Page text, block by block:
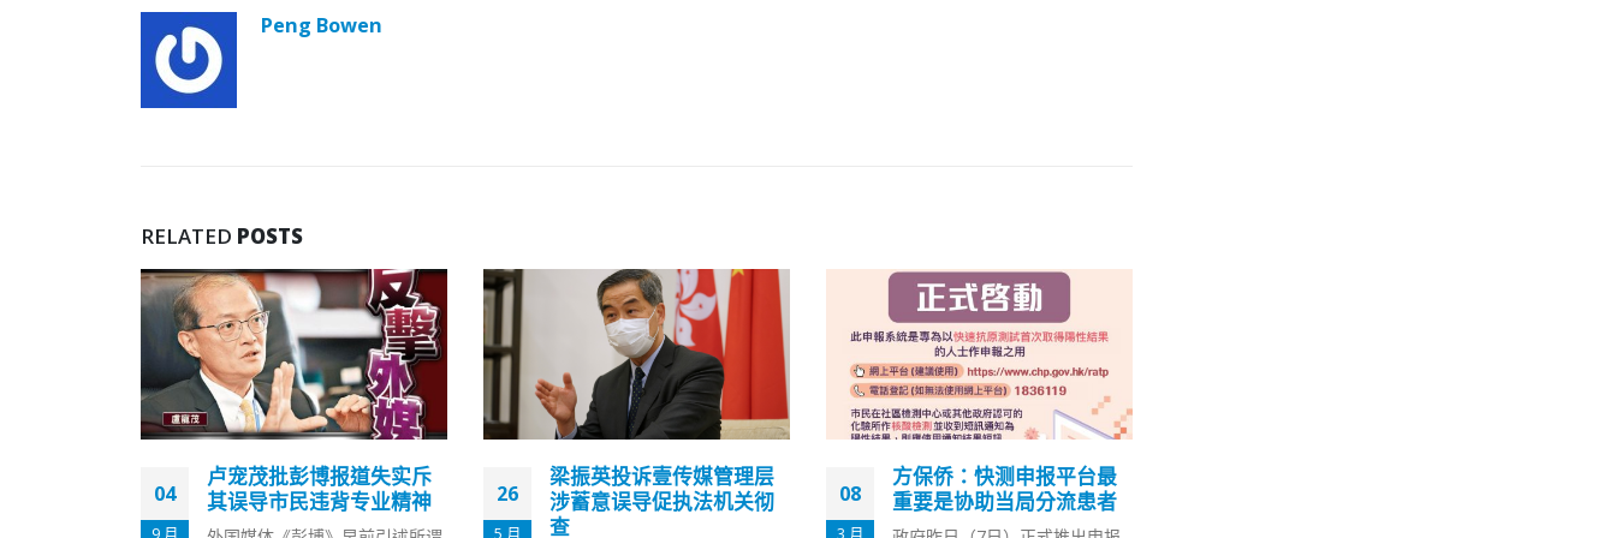
Peng Bowen
RELATED POSTS
26
5 月
梁振英投诉壹传媒管理层
涉蓄意误导促执法机关彻
查
08
3 月
方保侨：快测申报平台最
重要是协助当局分流患者
21
1 月
涉Facebook发布煽动文章
岑敖晖认藐视法庭押后3月
底判刑